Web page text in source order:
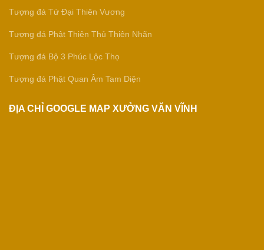
Tượng đá Tứ Đại Thiên Vương
Tượng đá Phật Thiên Thủ Thiên Nhãn
Tượng đá Bộ 3 Phúc Lộc Thọ
Tượng đá Phật Quan Âm Tam Diện
ĐỊA CHỈ GOOGLE MAP XƯỞNG VĂN VĨNH